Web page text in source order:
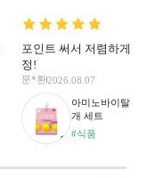
포인트 써서 저렴하게
정!
문*환2026.08.07
아미노바이탈 에
개 세트
#식품